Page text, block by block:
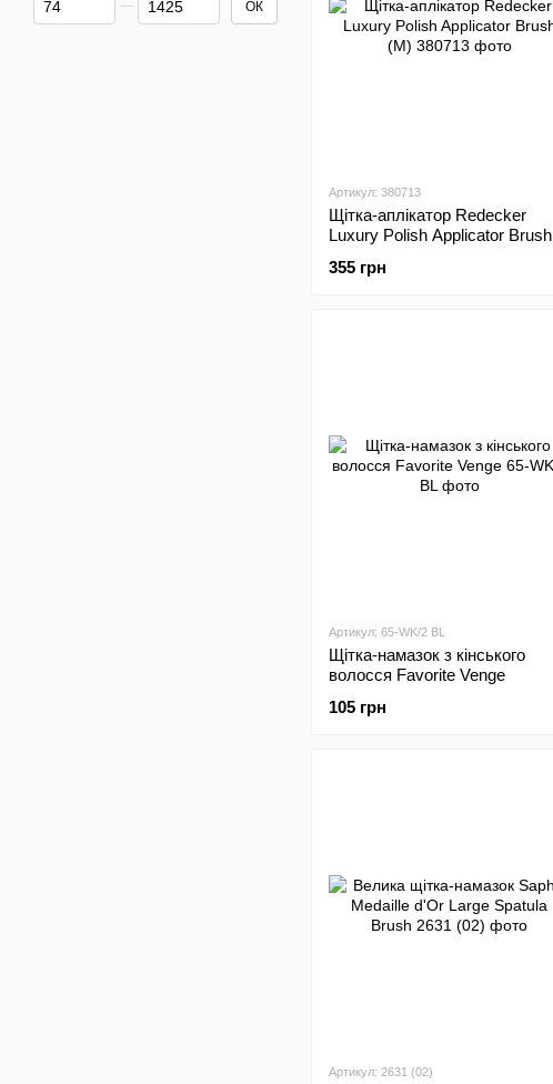
Артикул: 380713
Щітка-аплікатор Redecker
Luxury Polish Applicator Brush
355 грн
Артикул: 65-WK/2 BL
Щітка-намазок з кінського
волосся Favorite Venge
105 грн
Артикул: 2631 (02)
ОК